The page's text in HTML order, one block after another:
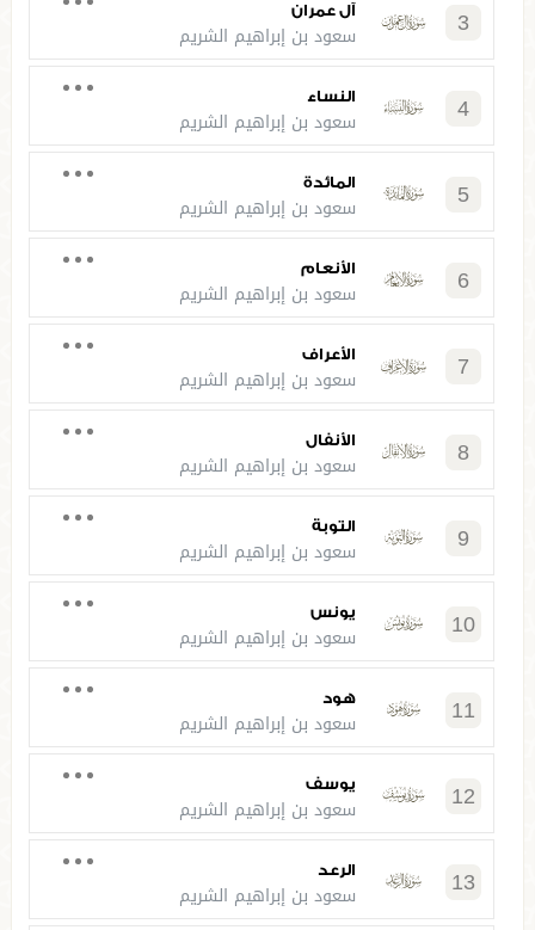
3 آل عمران
سعود بن إبراهيم الشريم
4 النساء
سعود بن إبراهيم الشريم
5 المائدة
سعود بن إبراهيم الشريم
6 الأنعام
سعود بن إبراهيم الشريم
7 الأعراف
سعود بن إبراهيم الشريم
8 الأنفال
سعود بن إبراهيم الشريم
9 التوبة
سعود بن إبراهيم الشريم
10 يونس
سعود بن إبراهيم الشريم
11 هود
سعود بن إبراهيم الشريم
12 يوسف
سعود بن إبراهيم الشريم
13 الرعد
سعود بن إبراهيم الشريم